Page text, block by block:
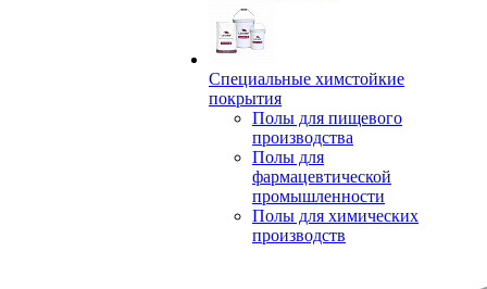
Специальные химстойкие
покрытия
Полы для пищевого
производства
Полы для
фармацевтической
промышленности
Полы для химических
производств